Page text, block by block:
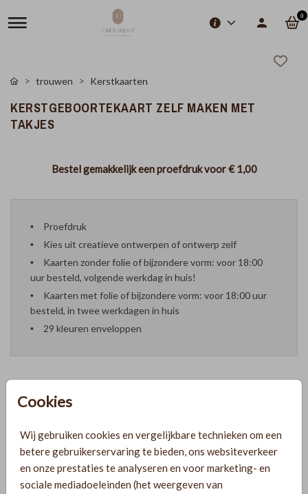
0
Cookies
Wij gebruiken cookies en vergelijkbare technieken om een
betere gebruikerservaring te bieden, ons websiteverkeer
en onze prestaties te analyseren en voor marketing- en
sociale mediadoeleinden (het weergeven van
trouwen Kerstkaarten
KERSTGEBOORTEKAART ZELF MAKEN MET
TAKJES
Bestel gemakkelijk een proefdruk voor€ 1,00
Proefdruk
Kies uit creatieve ontwerpen of ontwerp zelf
Kaarten zonder folie of bijzondere vorm: voor 18:00
uur besteld, volgende werkdag in huis!
Kaarten met folie of bijzondere vorm: voor 18:00 uur
besteld, in twee werkdagen in huis
29 kleuren enveloppen
Formaten en prijzen
PRODUCTINFORMATIE